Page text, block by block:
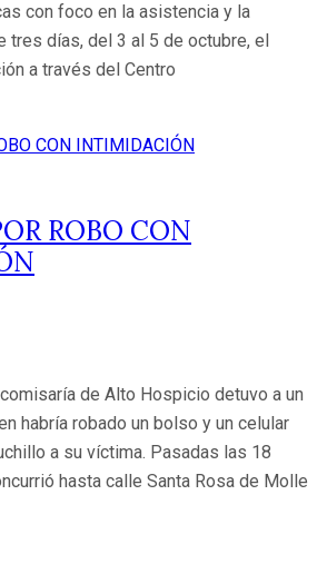
con foco en la asistencia y la
tres días, del 3 al 5 de octubre, el
a través del Centro
ROBO CON
de Alto Hospicio detuvo a un
habría robado un bolso y un celular
a su víctima. Pasadas las 18
hasta calle Santa Rosa de Molle